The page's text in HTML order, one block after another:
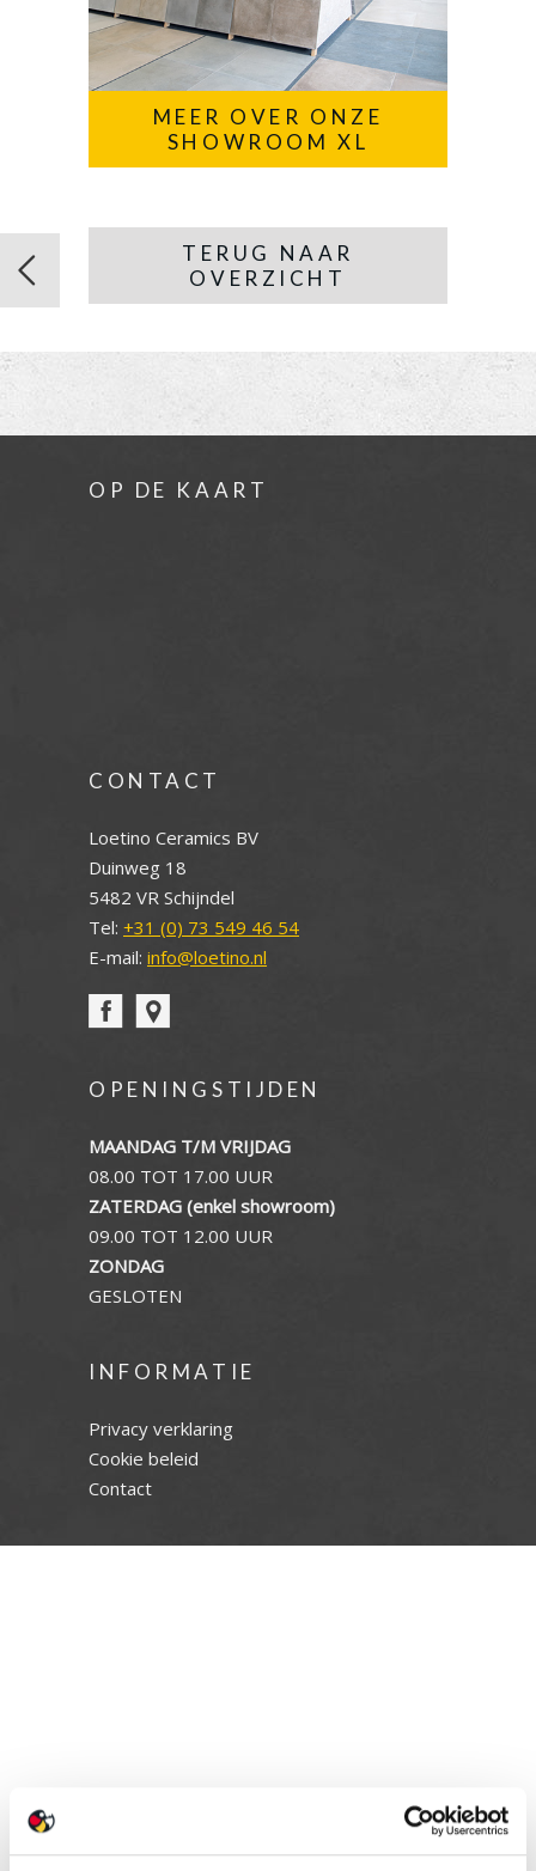
MEER OVER ONZE
SHOWROOM XL
TERUG NAAR
OVERZICHT
OP DE KAART
CONTACT
Loetino Ceramics BV
Duinweg 18
5482 VR Schijndel
Tel: +31 (0) 73 549 46 54
E-mail: info@loetino.nl
OPENINGSTIJDEN
MAANDAG T/M VRIJDAG
08.00 TOT 17.00 UUR
ZATERDAG (enkel showroom)
09.00 TOT 12.00 UUR
ZONDAG
GESLOTEN
INFORMATIE
Privacy verklaring
Cookie beleid
Contact